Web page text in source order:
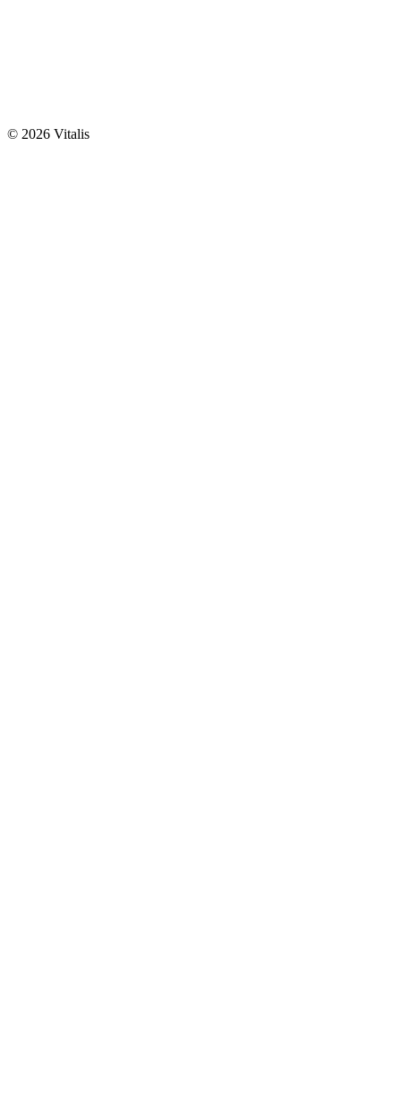
© 2026 Vitalis